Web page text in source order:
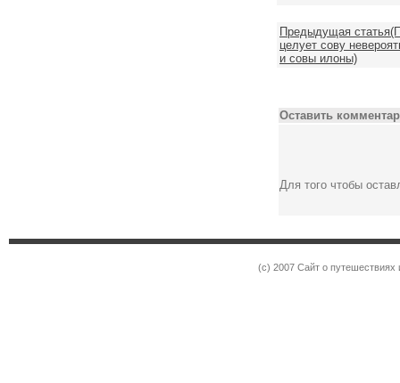
Предыдущая
целует сову
и совы илоны)
Оставить
Для того чтобы
(c) 2007 Сайт о